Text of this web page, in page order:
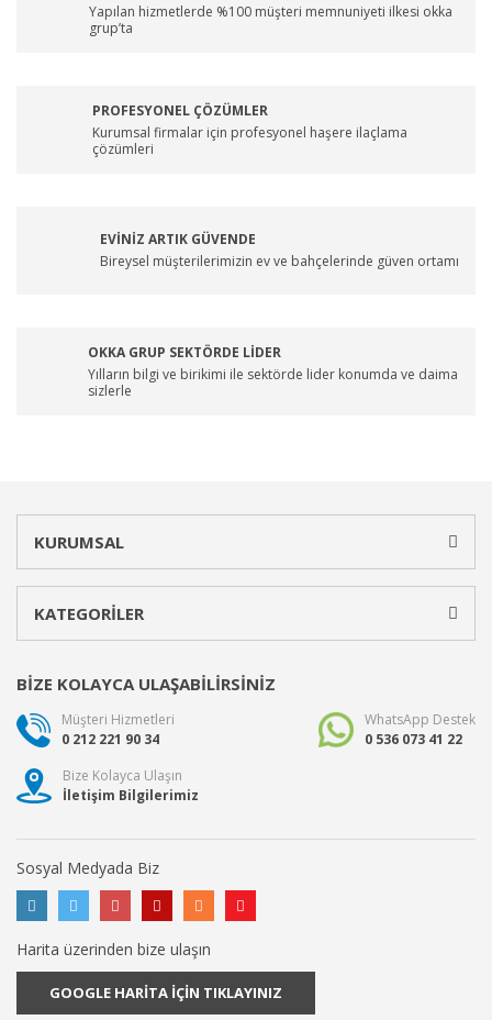
Yapılan hizmetlerde %100 müşteri memnuniyeti ilkesi okka
grup’ta
PROFESYONEL ÇÖZÜMLER
Kurumsal firmalar için profesyonel haşere ilaçlama
çözümleri
EVİNİZ ARTIK GÜVENDE
Bireysel müşterilerimizin ev ve bahçelerinde güven ortamı
OKKA GRUP SEKTÖRDE LİDER
Yılların bilgi ve birikimi ile sektörde lider konumda ve daima
sizlerle
KURUMSAL
KATEGORİLER
BİZE KOLAYCA ULAŞABİLİRSİNİZ
Müşteri Hizmetleri
0 212 221 90 34
WhatsApp Destek
0 536 073 41 22
Bize Kolayca Ulaşın
İletişim Bilgilerimiz
Sosyal Medyada Biz
Harita üzerinden bize ulaşın
GOOGLE HARİTA İÇİN TIKLAYINIZ